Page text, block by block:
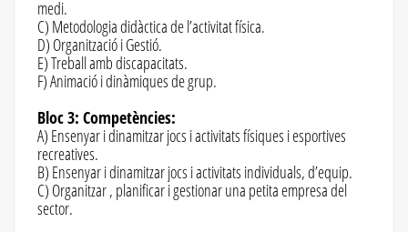
medi.
C) Metodologia didàctica de l’activitat física.
D) Organització i Gestió.
E) Treball amb discapacitats.
F) Animació i dinàmiques de grup.
Bloc 3: Competències:
A) Ensenyar i dinamitzar jocs i activitats físiques i esportives
recreatives.
B) Ensenyar i dinamitzar jocs i activitats individuals, d’equip.
C) Organitzar , planificar i gestionar una petita empresa del
sector.